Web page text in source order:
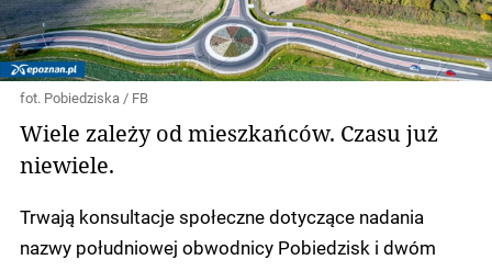
fot. Pobiedziska / FB
Wiele zależy od mieszkańców. Czasu już
niewiele.
Trwają konsultacje społeczne dotyczące nadania
nazwy południowej obwodnicy Pobiedzisk i dwóm